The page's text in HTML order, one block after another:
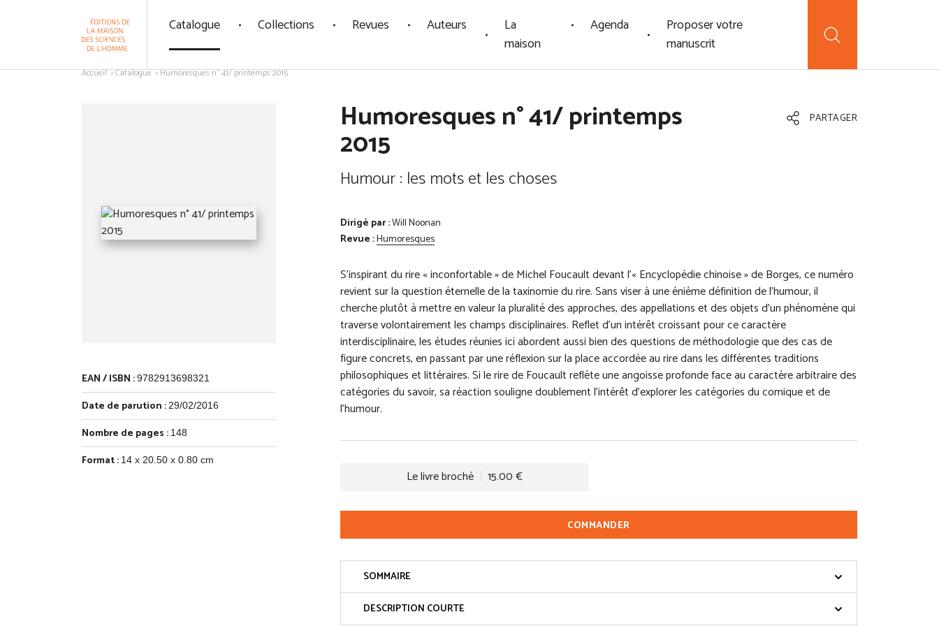
Catalogue Collections Revues Auteurs
La
maison
Agenda
Proposer votre
manuscrit
Accueil Catalogue Humoresques n° 41/ printemps 2015
EAN / ISBN :9782913698321
Date de parution : 29/02/2016
Nombre de pages : 148
Format : 14 x 20.50 x 0.80 cm
Humoresques n° 41/ printemps
2015
Humour : les mots et les choses
PARTAGER
Dirigé par :Will Noonan
Revue :Humoresques
S’inspirant du rire « inconfortable » de Michel Foucault devant l’« Encyclopédie chinoise » de Borges, ce numéro
revient sur la question éternelle de la taxinomie du rire. Sans viser à une énième définition de l’humour, il
cherche plutôt à mettre en valeur la pluralité des approches, des appellations et des objets d’un phénomène qui
traverse volontairement les champs disciplinaires. Reflet d’un intérêt croissant pour ce caractère
interdisciplinaire, les études réunies ici abordent aussi bien des questions de méthodologie que des cas de
figure concrets, en passant par une réflexion sur la place accordée au rire dans les différentes traditions
philosophiques et littéraires. Si le rire de Foucault reflète une angoisse profonde face au caractère arbitraire des
catégories du savoir, sa réaction souligne doublement l’intérêt d’explorer les catégories du comique et de
l’humour.
Le livre broché 15.00 €
COMMANDER
SOMMAIRE
DESCRIPTION COURTE